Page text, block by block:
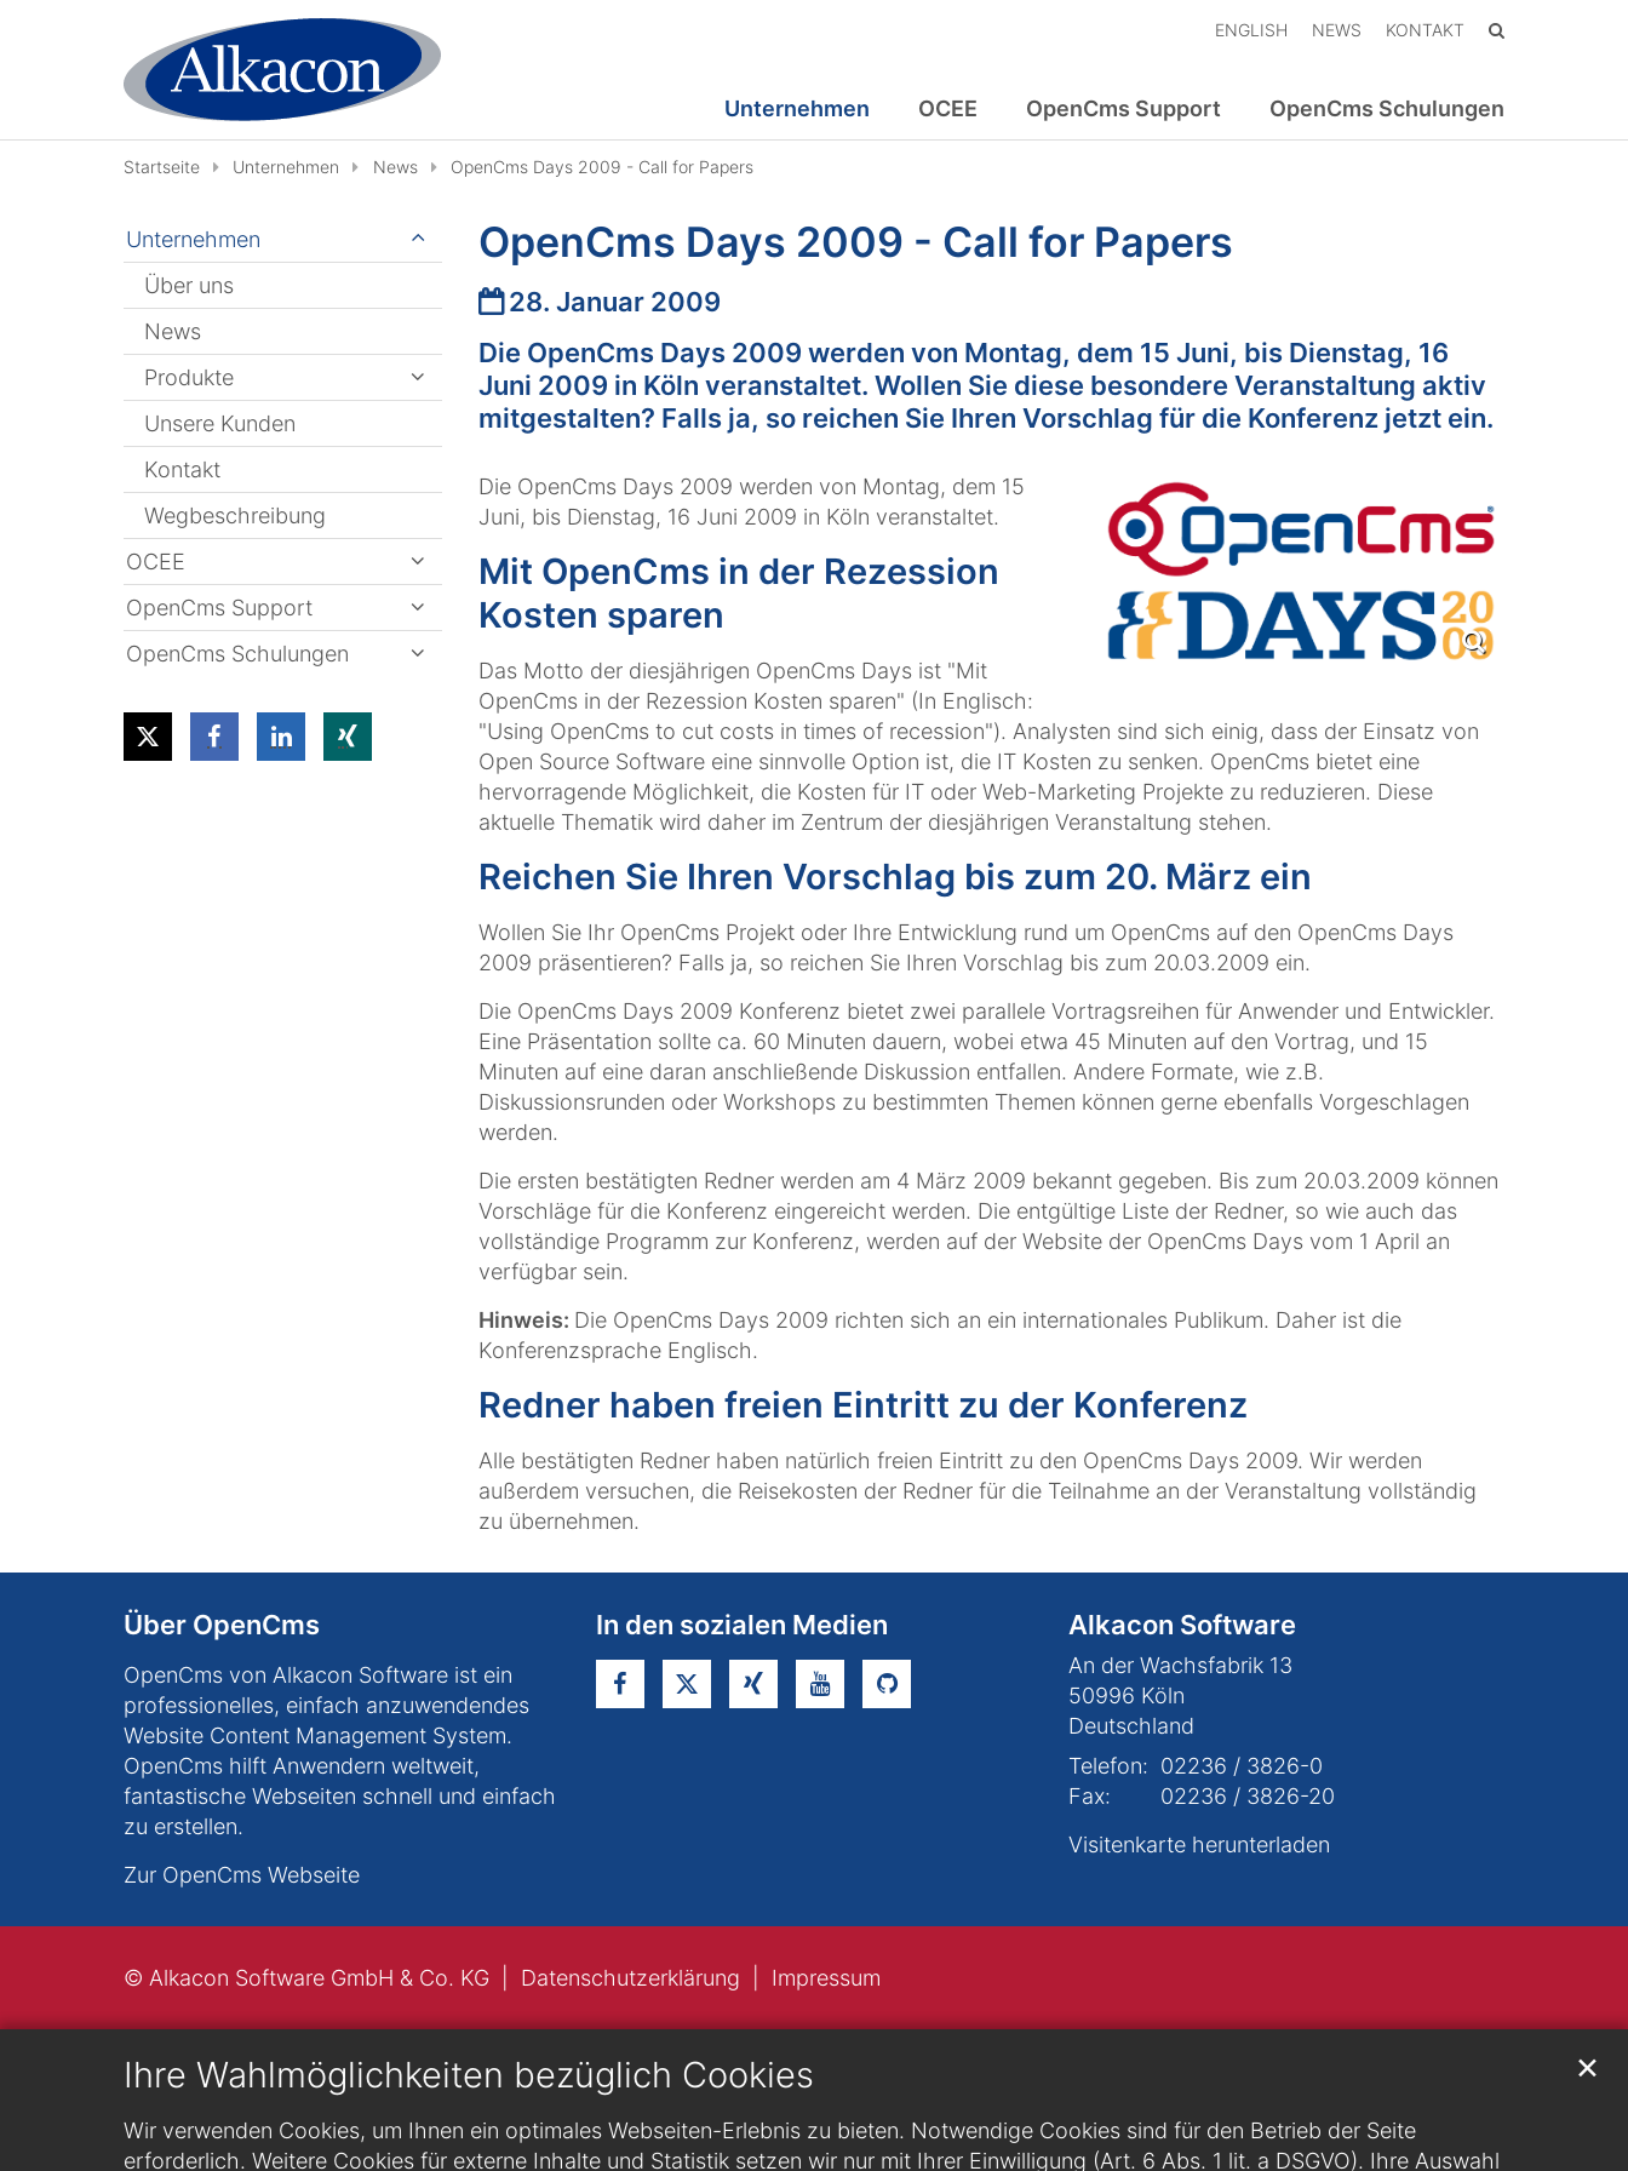
Ihre Wahlmöglichkeiten bezüglich Cookies
Wir verwenden Cookies, um Ihnen ein optimales Webseiten-Erlebnis zu bieten. Notwendige Cookies sind für den Betrieb der Seite
erforderlich. Weitere Cookies für externe Inhalte und Statistik setzen wir nur mit Ihrer Einwilligung (Art. 6 Abs. 1 lit. a DSGVO). Ihre Auswahl
✕
ENGLISH NEWS KONTAKT
Unternehmen OCEE OpenCms Support OpenCms Schulungen
Startseite Unternehmen News OpenCms Days 2009 - Call for Papers
OpenCms Days 2009 - Call for Papers
Datum:
28. Januar 2009
Die OpenCms Days 2009 werden von Montag, dem 15 Juni, bis Dienstag, 16
Juni 2009 in Köln veranstaltet. Wollen Sie diese besondere Veranstaltung aktiv
mitgestalten? Falls ja, so reichen Sie Ihren Vorschlag für die Konferenz jetzt ein.
Die OpenCms Days 2009 werden von Montag, dem 15
Juni, bis Dienstag, 16 Juni 2009 in Köln veranstaltet.
Mit OpenCms in der Rezession
Kosten sparen
Das Motto der diesjährigen OpenCms Days ist "Mit
OpenCms in der Rezession Kosten sparen" (In Englisch:
"Using OpenCms to cut costs in times of recession"). Analysten sind sich einig, dass der Einsatz von
Open Source Software eine sinnvolle Option ist, die IT Kosten zu senken. OpenCms bietet eine
hervorragende Möglichkeit, die Kosten für IT oder Web-Marketing Projekte zu reduzieren. Diese
aktuelle Thematik wird daher im Zentrum der diesjährigen Veranstaltung stehen.
Reichen Sie Ihren Vorschlag bis zum 20. März ein
Wollen Sie Ihr OpenCms Projekt oder Ihre Entwicklung rund um OpenCms auf den OpenCms Days
2009 präsentieren? Falls ja, so reichen Sie Ihren Vorschlag bis zum 20.03.2009 ein.
Die OpenCms Days 2009 Konferenz bietet zwei parallele Vortragsreihen für Anwender und Entwickler.
Eine Präsentation sollte ca. 60 Minuten dauern, wobei etwa 45 Minuten auf den Vortrag, und 15
Minuten auf eine daran anschließende Diskussion entfallen. Andere Formate, wie z.B.
Diskussionsrunden oder Workshops zu bestimmten Themen können gerne ebenfalls Vorgeschlagen
werden.
Die ersten bestätigten Redner werden am 4 März 2009 bekannt gegeben. Bis zum 20.03.2009 können
Vorschläge für die Konferenz eingereicht werden. Die entgültige Liste der Redner, so wie auch das
vollständige Programm zur Konferenz, werden auf der Website der OpenCms Days vom 1 April an
verfügbar sein.
Hinweis: Die OpenCms Days 2009 richten sich an ein internationales Publikum. Daher ist die
Konferenzsprache Englisch.
Redner haben freien Eintritt zu der Konferenz
Alle bestätigten Redner haben natürlich freien Eintritt zu den OpenCms Days 2009. Wir werden
außerdem versuchen, die Reisekosten der Redner für die Teilnahme an der Veranstaltung vollständig
zu übernehmen.
Unternehmen
Über uns
News
Produkte
Unsere Kunden
Kontakt
Wegbeschreibung
OCEE
OpenCms Support
OpenCms Schulungen
Über OpenCms
OpenCms von Alkacon Software ist ein
professionelles, einfach anzuwendendes
Website Content Management System.
OpenCms hilft Anwendern weltweit,
fantastische Webseiten schnell und einfach
zu erstellen.
Zur OpenCms Webseite
In den sozialen Medien Alkacon Software
An der Wachsfabrik 13
50996 Köln
Deutschland
Telefon: 02236 / 3826-0
Fax:
02236 / 3826-20
Visitenkarte herunterladen
© Alkacon Software GmbH & Co. KG Datenschutzerklärung Impressum